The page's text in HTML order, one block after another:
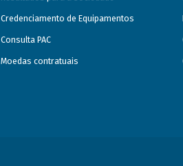
Credenciamento de Equipamentos
Consulta PAC
Moedas contratuais